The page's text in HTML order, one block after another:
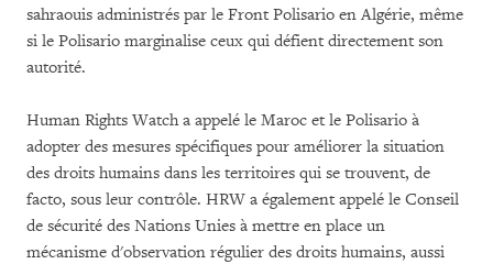
sahraouis administrés par le Front Polisario en Algérie, même
si le Polisario marginalise ceux qui défient directement son
autorité.
Human Rights Watch a appelé le Maroc et le Polisario à
adopter des mesures spécifiques pour améliorer la situation
des droits humains dans les territoires qui se trouvent, de
facto, sous leur contrôle. HRW a également appelé le Conseil
de sécurité des Nations Unies à mettre en place un
mécanisme d'observation régulier des droits humains, aussi